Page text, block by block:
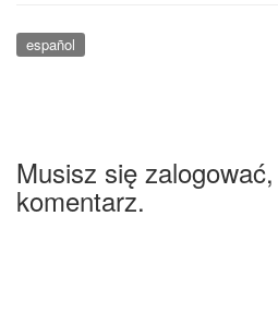
español
Musisz się
komentarz.